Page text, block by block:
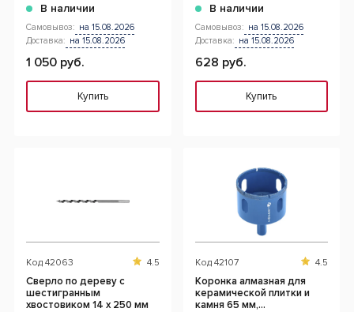
В наличии
Самовывоз: на 15.08.2026
Доставка: на 15.08.2026
1 050 руб.
Купить
В наличии
Самовывоз: на 15.08.2026
Доставка: на 15.08.2026
628 руб.
Купить
Код 42063 4.5
Сверло по дереву с
шестигранным
хвостовиком 14 x 250 мм
Код 42107 4.5
Коронка алмазная для
керамической плитки и
камня 65 мм,